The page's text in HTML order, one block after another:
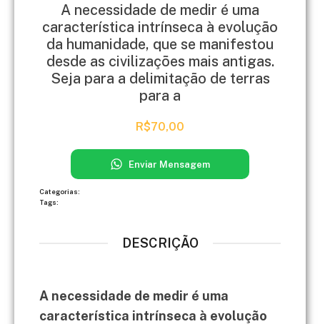
A necessidade de medir é uma
característica intrínseca à evolução
da humanidade, que se manifestou
desde as civilizações mais antigas.
Seja para a delimitação de terras
para a
R$70,00
Enviar Mensagem
Categorias:
Tags:
DESCRIÇÃO
A necessidade de medir é uma
característica intrínseca à evolução